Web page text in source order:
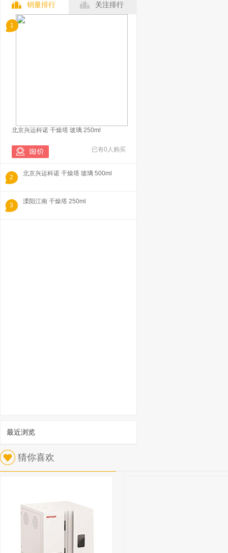
销量排行 关注排行
1
北京兴运科诺 干燥塔 玻璃 250ml
已有0人购买
2
北京兴运科诺 干燥塔 玻璃 500ml
3
溧阳江南 干燥塔 250ml
北京兴运科诺 干燥塔 玻璃 250ml
最近浏览
猜你喜欢